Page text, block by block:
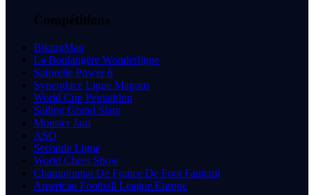
Compétitions
BikingMan
La Boulangère Wonderligue
Saforelle Power 6
Synerglace Ligue Magnus
World Cup Pentathlon
Sailing Grand Slam
Monster Jam
ASO
Seconde Ligue
World Chess Show
Championnat De France De Foot Fauteuil
American Football League Europe